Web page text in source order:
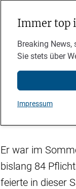
Immer top
Breaking News,
Sie stets über
Impressum
Er war im
bislang 84
feierte in dieser